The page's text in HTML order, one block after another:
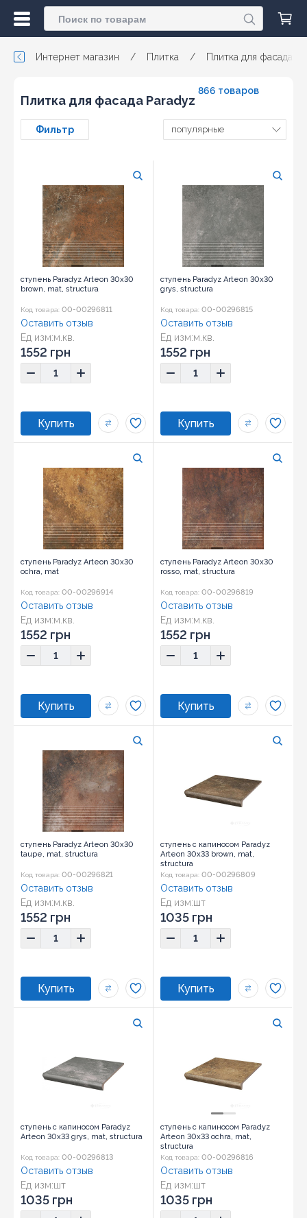
Интернет магазин / Плитка / Плитка для фасада
Плитка для фасада Paradyz
866 товаров
Фильтр популярные
ступень Paradyz Arteon 30x30
brown, mat, structura
Код товара: 00-00296811
Ед изм:м.кв.
Оставить отзыв
1552 грн
ступень Paradyz Arteon 30x30
grys, structura
Код товара: 00-00296815
Ед изм:м.кв.
Оставить отзыв
1552 грн
ступень Paradyz Arteon 30x30
ochra, mat
Код товара: 00-00296914
Ед изм:м.кв.
Оставить отзыв
1552 грн
ступень Paradyz Arteon 30x30
rosso, mat, structura
Код товара: 00-00296819
Ед изм:м.кв.
Оставить отзыв
1552 грн
ступень Paradyz Arteon 30x30
taupe, mat, structura
Код товара: 00-00296821
Ед изм:м.кв.
Оставить отзыв
1552 грн
ступень с капиносом Paradyz
Arteon 30x33 brown, mat,
structura
Код товара: 00-00296809
Ед изм:шт
Оставить отзыв
1035 грн
ступень с капиносом Paradyz
Arteon 30x33 grys, mat, structura
Код товара: 00-00296813
Ед изм:шт
Оставить отзыв
1035 грн
ступень с капиносом Paradyz
Arteon 30x33 ochra, mat,
structura
Код товара: 00-00296816
Ед изм:шт
Оставить отзыв
1035 грн